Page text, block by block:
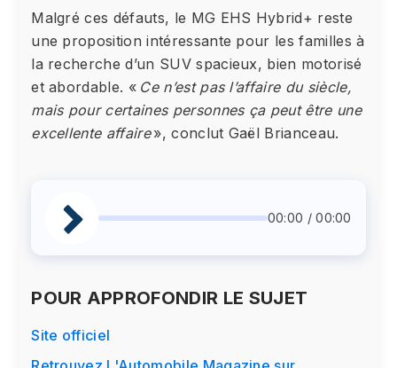
Malgré ces défauts, le MG EHS Hybrid+ reste
une proposition intéressante pour les familles à
la recherche d’un SUV spacieux, bien motorisé
et abordable. « Ce n’est pas l’affaire du siècle,
mais pour certaines personnes ça peut être une
excellente affaire», conclut Gaël Brianceau.
00:00 / 00:00
POUR APPROFONDIR LE SUJET
Site officiel